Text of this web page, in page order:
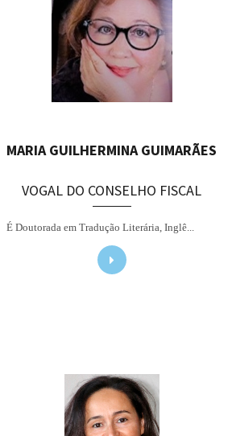
MARIA GUILHERMINA GUIMARÃES
VOGAL DO CONSELHO FISCAL
É Doutorada em Tradução Literária, Inglê...